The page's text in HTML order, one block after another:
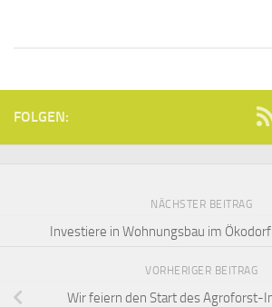
FOLGEN:
NÄCHSTER BEITRAG
Investiere in Wohnungsbau im
VORHERIGER BEITRAG
Wir feiern den Start des Agroforst-